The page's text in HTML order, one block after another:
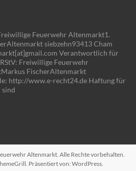
Feuerwehr Altenmarkt1.
siebzehn93413 Cham
Verantwortlich für
Freiwillige Feuerwehr
FischerAltenmarkt
http://www.e-recht24.de Haftung für
sind
Altenmarkt. Alle Rechte vorbehalten.
Präsentiert von: WordPress.